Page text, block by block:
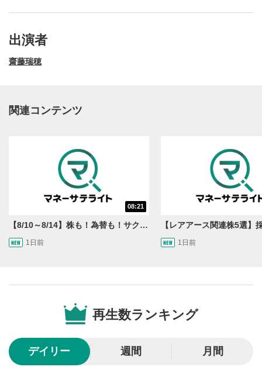
動画再生エリア
動画再生エリアをクリックすると、動画を再生または
一時停止します。
2
再生/一時停止
動画を再生または一時停止します。
10秒戻し/10秒送り
10秒、動画を巻き戻し/早送りします。
シークバー
出演者
齋藤瑞穂
関連コンテンツ
08:21
【8/10～8/14】株も！為替も！サクッと！来週のマーケット見通し＜Next View＞
1日前 1日前
再生数ランキング
デイリー 週間 月間